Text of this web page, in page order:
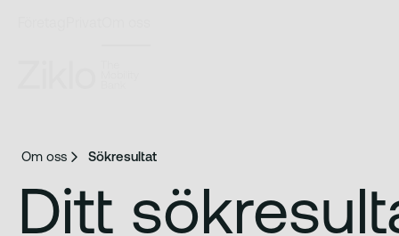
Om oss Sökresultat
Ditt